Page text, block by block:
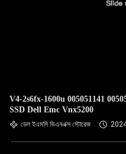
V4-2s6fx-1600u 005051141
SSD Dell Emc Vnx5200
ডেল ইএমসি ভিএনএক্স স্টোরেজ